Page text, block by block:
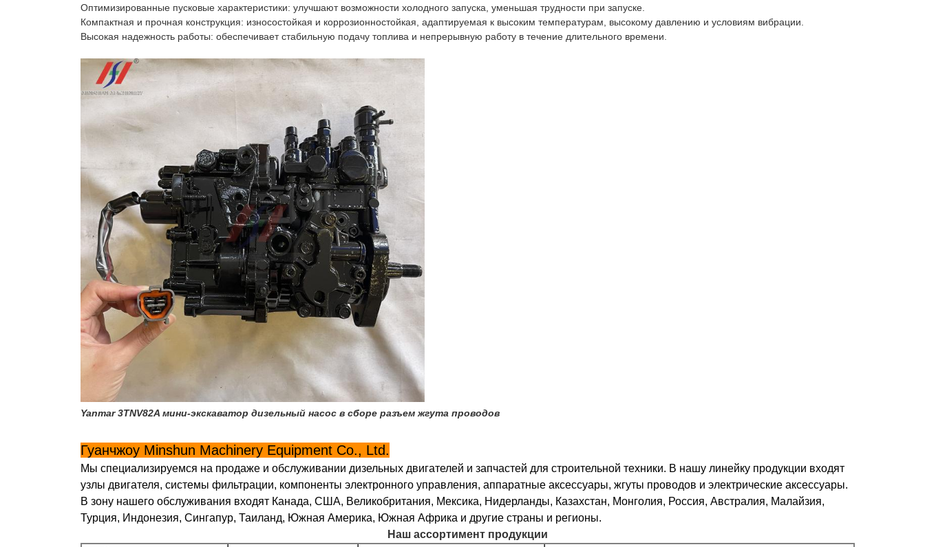
Оптимизированные пусковые характеристики: улучшают возможности холодного запуска, уменьшая трудности при запуске.
Компактная и прочная конструкция: износостойкая и коррозионностойкая, адаптируемая к высоким температурам, высокому давлению и условиям вибрации.
Высокая надежность работы: обеспечивает стабильную подачу топлива и непрерывную работу в течение длительного времени.
Yanmar 3TNV82A мини-экскаватор дизельный насос в сборе разъем жгута проводов
Гуанчжоу Minshun Machinery Equipment Co., Ltd.
Мы специализируемся на продаже и обслуживании дизельных двигателей и запчастей для строительной техники. В нашу линейку продукции входят
узлы двигателя, системы фильтрации, компоненты электронного управления, аппаратные аксессуары, жгуты проводов и электрические аксессуары.
В зону нашего обслуживания входят Канада, США, Великобритания, Мексика, Нидерланды, Казахстан, Монголия, Россия, Австралия, Малайзия,
Турция, Индонезия, Сингапур, Таиланд, Южная Америка, Южная Африка и другие страны и регионы.
Наш ассортимент продукции